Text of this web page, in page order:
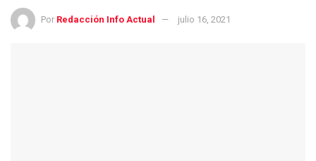
Por Redacción Info Actual julio 16, 2021